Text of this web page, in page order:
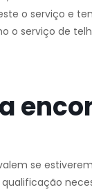
o serviço e
o serviço de
se